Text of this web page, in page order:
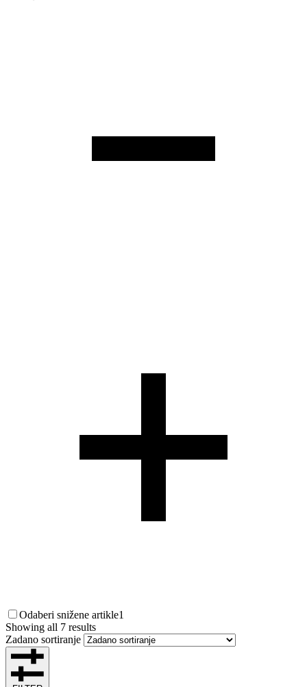
Odaberi snižene artikle1
Showing all 7 results
Zadano sortiranje